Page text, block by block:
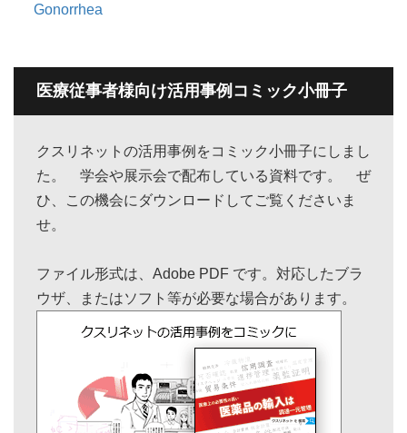
Gonorrhea
医療従事者様向け活用事例コミック小冊子
クスリネットの活用事例をコミック小冊子にしまし
た。 学会や展示会で配布している資料です。 ぜ
ひ、この機会にダウンロードしてご覧くださいま
せ。
ファイル形式は、Adobe PDF です。対応したブラ
ウザ、またはソフト等が必要な場合があります。